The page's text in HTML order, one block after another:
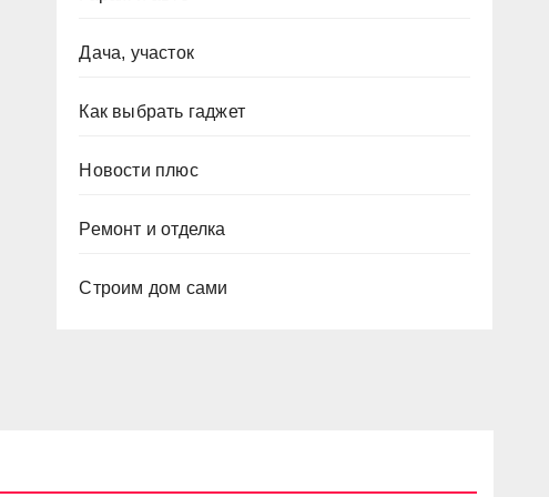
Дача, участок
Как выбрать гаджет
Новости плюс
Ремонт и отделка
Строим дом сами